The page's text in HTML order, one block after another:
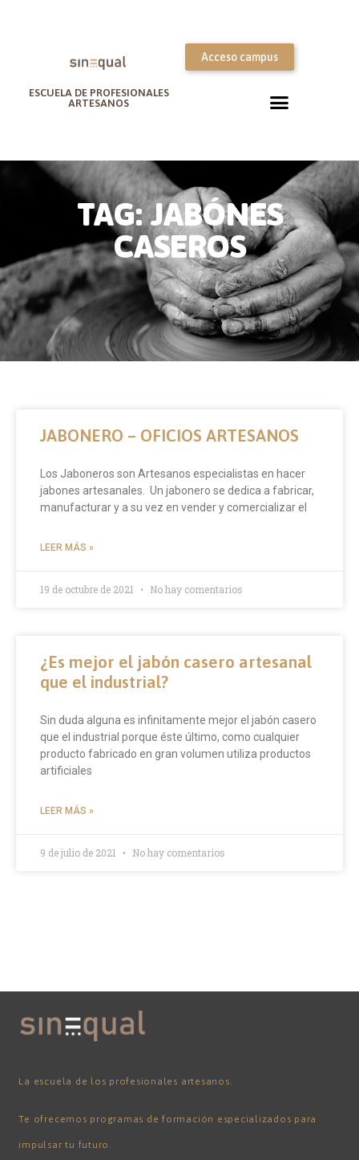
ESCUELA DE PROFESIONALES
ARTESANOS
Acceso campus
TAG: JABÓNES
CASEROS
JABONERO – OFICIOS ARTESANOS
Los Jaboneros son Artesanos especialistas en hacer
jabones artesanales. Un jabonero se dedica a fabricar,
manufacturar y a su vez en vender y comercializar el
LEER MÁS »
19 de octubre de 2021 No hay comentarios
¿Es mejor el jabón casero artesanal
que el industrial?
Sin duda alguna es infinitamente mejor el jabón casero
que el industrial porque éste último, como cualquier
producto fabricado en gran volumen utiliza productos
artificiales
LEER MÁS »
9 de julio de 2021 No hay comentarios
La escuela de los profesionales artesanos.
Te ofrecemos programas de formación especializados para
impulsar tu futuro.